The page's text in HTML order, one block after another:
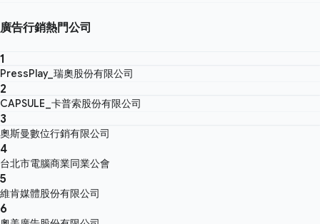
廣告行銷熱門公司
1
PressPlay_瑞奧股份有限公司
2
CAPSULE_卡普索股份有限公司
3
奧斯曼數位行銷有限公司
4
台北市電腦商業同業公會
5
維肯媒體股份有限公司
6